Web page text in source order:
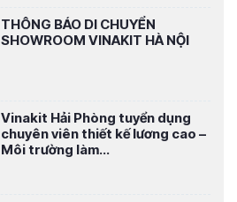
THÔNG BÁO DI CHUYỂN
SHOWROOM VINAKIT HÀ NỘI
Vinakit Hải Phòng tuyển dụng
chuyên viên thiết kế lương cao –
Môi trường làm...